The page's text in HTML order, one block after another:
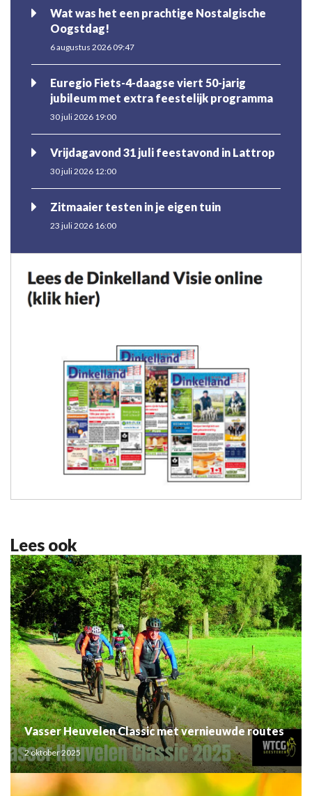
Wat was het een prachtige Nostalgische
Oogstdag!
6 augustus 2026 09:47
Euregio Fiets-4-daagse viert 50-jarig
jubileum met extra feestelijk programma
30 juli 2026 19:00
Vrijdagavond 31 juli feestavond in Lattrop
30 juli 2026 12:00
Zitmaaier testen in je eigen tuin
23 juli 2026 16:00
Lees ook
Vasser Heuvelen Classic met vernieuwde routes
2 oktober 2025